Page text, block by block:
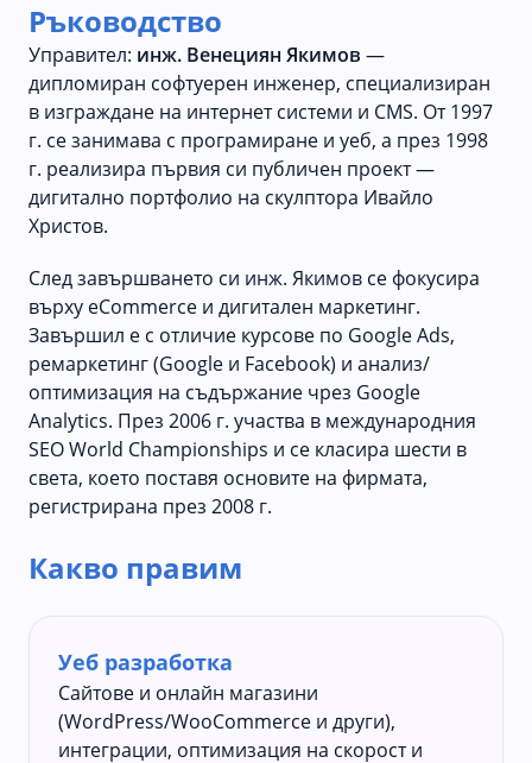
Ръководство
Управител: инж. Венециян Якимов —
дипломиран софтуерен инженер, специализиран
в изграждане на интернет системи и CMS. От 1997
г. се занимава с програмиране и уеб, а през 1998
г. реализира първия си публичен проект —
дигитално портфолио на скулптора Ивайло
Христов.
След завършването си инж. Якимов се фокусира
върху eCommerce и дигитален маркетинг.
Завършил е с отличие курсове по Google Ads,
ремаркетинг (Google и Facebook) и анализ/
оптимизация на съдържание чрез Google
Analytics. През 2006 г. участва в международния
SEO World Championships и се класира шести в
света, което поставя основите на фирмата,
регистрирана през 2008 г.
Какво правим
Уеб разработка
Сайтове и онлайн магазини
(WordPress/WooCommerce и други),
интеграции, оптимизация на скорост и